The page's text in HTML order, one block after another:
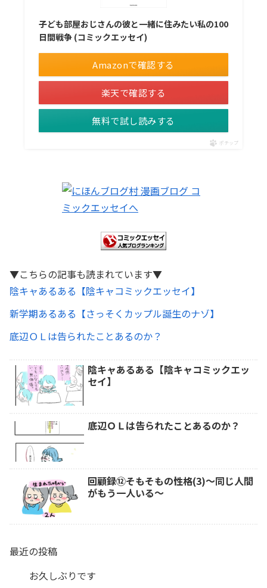
子ども部屋おじさんの彼と一緒に住みたい私の100
日間戦争 (コミックエッセイ)
Amazonで確認する
楽天で確認する
無料で試し読みする
ポチップ
▼こちらの記事も読まれています▼
陰キャあるある【陰キャコミックエッセイ】
新学期あるある【さっそくカップル誕生のナゾ】
底辺ＯＬは告られたことあるのか？
陰キャあるある【陰キャコミックエッ
セイ】
底辺ＯＬは告られたことあるのか？
回顧録⑫そもそもの性格(3)～同じ人間
がもう一人いる～
最近の投稿
お久しぶりです